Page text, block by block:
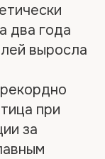
два года
выросла
при
за